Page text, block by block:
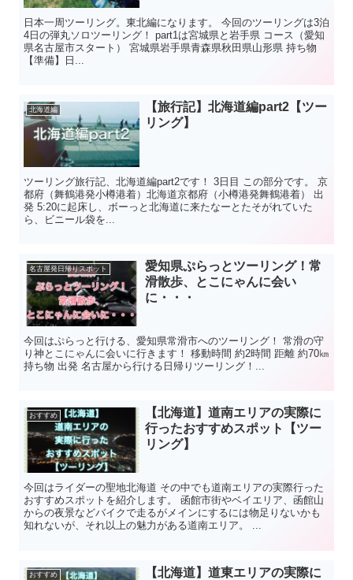
日本一周ツーリング。東北編になります。 今回のツーリングは3泊
4日の弾丸ソロツーリング！ part1は宮城県と岩手県 コース（愛知
県名古屋市スタート） 宮城県岩手県青森県秋田県山形県 持ち物
【準備】日...
北海道編
【旅行記】北海道編part2【ツー
リング】
ツーリング旅行記、北海道編part2です！ 3日目 この部分です。 京
都府（舞鶴港発小樽港着）北海道京都府（小樽港発舞鶴港着） 出
発 5:20に起床し、ボーっと北海道に来たなーとたそがれていた
ら、ビニール袋を...
名古屋発日帰りスポット
愛知県ぷらっとツーリング！常
滑散歩、とこにゃんに会い
に・・・
今回はぷらっと行ける、愛知県常滑市へのツーリング！ 常滑の守
り神とこにゃんに会いに行きます！ 移動時間 約2時間 距離 約70㎞
持ち物 出発 名古屋から行ける日帰りツーリング！...
おすすめ
【北海道】道南エリアの実際に
行ったおすすめスポット【ツー
リング】
今回はライダーの聖地北海道 その中でも道南エリアの実際行った
おすすめスポットを紹介します。 函館市街やベイエリア、函館山
からの夜景などバイクで走るがメインにするには物足りないかも
知れないが、それ以上の魅力がある道南エリア。 ...
おすすめ
【北海道】道東エリアの実際に